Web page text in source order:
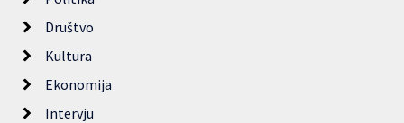
Društvo
Kultura
Ekonomija
Intervju